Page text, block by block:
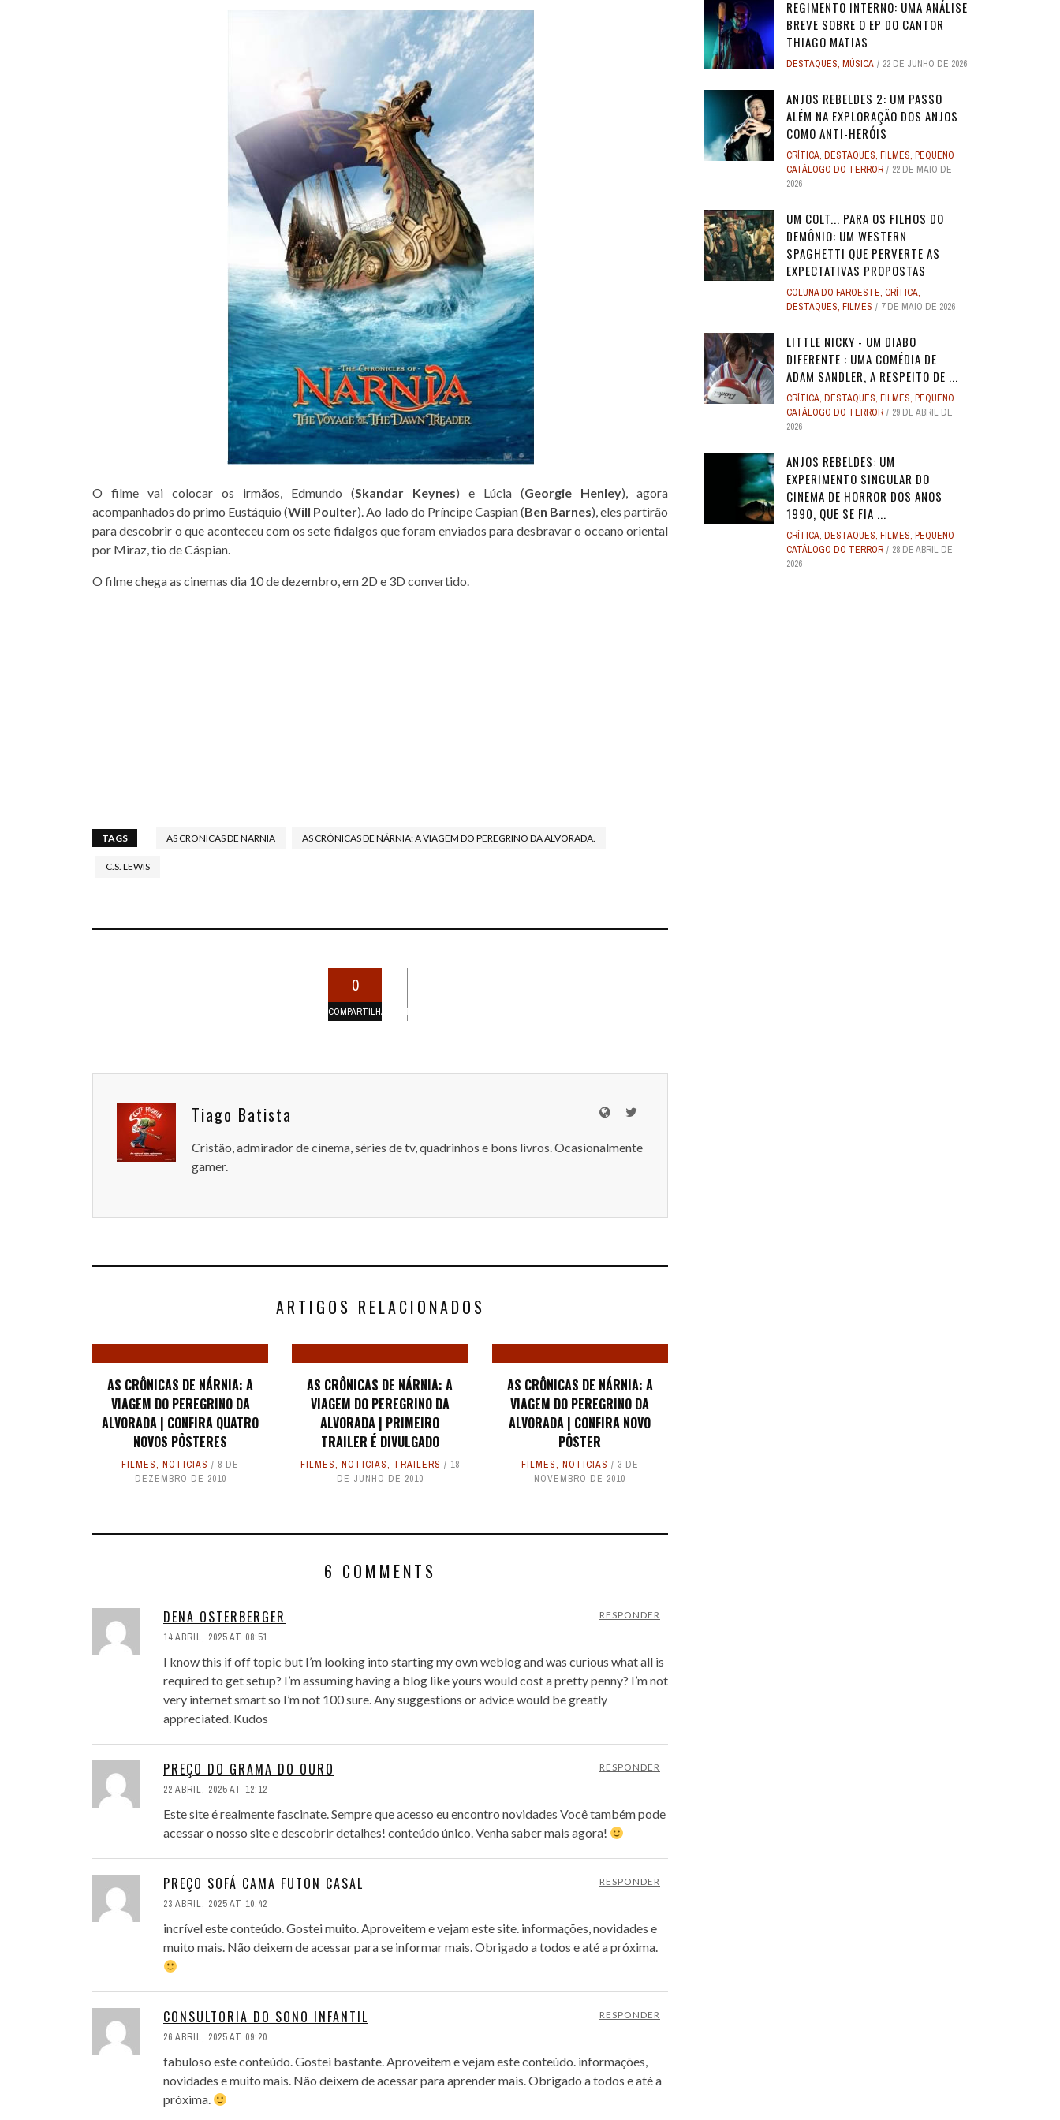
O filme vai colocar os irmãos, Edmundo (Skandar Keynes) e Lúcia (Georgie Henley), agora
acompanhados do primo Eustáquio (Will Poulter). Ao lado do Príncipe Caspian (Ben Barnes), eles partirão
para descobrir o que aconteceu com os sete fidalgos que foram enviados para desbravar o oceano oriental
por Miraz, tio de Cáspian.
O filme chega as cinemas dia 10 de dezembro, em 2D e 3D convertido.
TAGS AS CRONICAS DE NARNIA AS CRÔNICAS DE NÁRNIA: A VIAGEM DO PEREGRINO DA ALVORADA.
C.S. LEWIS
0
COMPARTILHAMENTOS
Tiago Batista
Cristão, admirador de cinema, séries de tv, quadrinhos e bons livros. Ocasionalmente
gamer.
ARTIGOS RELACIONADOS
AS CRÔNICAS DE NÁRNIA: A
VIAGEM DO PEREGRINO DA
ALVORADA | CONFIRA QUATRO
NOVOS PÔSTERES
FILMES,NOTICIAS
8 DE
DEZEMBRO DE 2010
AS CRÔNICAS DE NÁRNIA: A
VIAGEM DO PEREGRINO DA
ALVORADA | PRIMEIRO
TRAILER É DIVULGADO
FILMES, NOTICIAS, TRAILERS
18
DE JUNHO DE 2010
AS CRÔNICAS DE NÁRNIA: A
VIAGEM DO PEREGRINO DA
ALVORADA | CONFIRA NOVO
PÔSTER
FILMES, NOTICIAS
3 DE
NOVEMBRO DE 2010
6 COMMENTS
DENA OSTERBERGER
14 ABRIL, 2025 AT 08:51
RESPONDER
I know this if off topic but I’m looking into starting my own weblog and was curious what all is
required to get setup? I’m assuming having a blog like yours would cost a pretty penny? I’m not
very internet smart so I’m not 100 sure. Any suggestions or advice would be greatly
appreciated. Kudos
PREÇO DO GRAMA DO OURO
22 ABRIL, 2025 AT 12:12
RESPONDER
Este site é realmente fascinate. Sempre que acesso eu encontro novidades Você também pode
acessar o nosso site e descobrir detalhes! conteúdo único. Venha saber mais agora!
PREÇO SOFÁ CAMA FUTON CASAL
23 ABRIL, 2025 AT 10:42
RESPONDER
incrível este conteúdo. Gostei muito. Aproveitem e vejam este site. informações, novidades e
muito mais. Não deixem de acessar para se informar mais. Obrigado a todos e até a próxima.
CONSULTORIA DO SONO INFANTIL
26 ABRIL, 2025 AT 09:20
RESPONDER
fabuloso este conteúdo. Gostei bastante. Aproveitem e vejam este conteúdo. informações,
novidades e muito mais. Não deixem de acessar para aprender mais. Obrigado a todos e até a
próxima.
REGIMENTO INTERNO: UMA ANÁLISE
BREVE SOBRE O EP DO CANTOR
THIAGO MATIAS
DESTAQUES, MÚSICA 22 DE JUNHO DE 2026
ANJOS REBELDES 2: UM PASSO
ALÉM NA EXPLORAÇÃO DOS ANJOS
COMO ANTI-HERÓIS
CRÍTICA, DESTAQUES, FILMES, PEQUENO
CATÁLOGO DO TERROR
22 DE MAIO DE
2026
UM COLT... PARA OS FILHOS DO
DEMÔNIO: UM WESTERN
SPAGHETTI QUE PERVERTE AS
EXPECTATIVAS PROPOSTAS
COLUNA DO FAROESTE, CRÍTICA,
DESTAQUES, FILMES 7 DE MAIO DE 2026
LITTLE NICKY - UM DIABO
DIFERENTE : UMA COMÉDIA DE
ADAM SANDLER, A RESPEITO DE ...
CRÍTICA, DESTAQUES, FILMES, PEQUENO
CATÁLOGO DO TERROR
29 DE ABRIL DE
2026
ANJOS REBELDES: UM
EXPERIMENTO SINGULAR DO
CINEMA DE HORROR DOS ANOS
1990, QUE SE FIA ...
CRÍTICA, DESTAQUES, FILMES, PEQUENO
CATÁLOGO DO TERROR
28 DE ABRIL DE
2026